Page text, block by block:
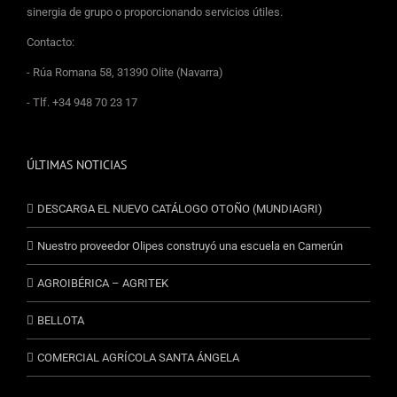
sinergia de grupo o proporcionando servicios útiles.
Contacto:
- Rúa Romana 58, 31390 Olite (Navarra)
- Tlf. +34 948 70 23 17
ÚLTIMAS NOTICIAS
DESCARGA EL NUEVO CATÁLOGO OTOÑO (MUNDIAGRI)
Nuestro proveedor Olipes construyó una escuela en Camerún
AGROIBÉRICA – AGRITEK
BELLOTA
COMERCIAL AGRÍCOLA SANTA ÁNGELA